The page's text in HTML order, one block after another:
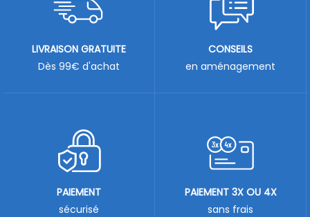
LIVRAISON GRATUITE
Dès 99€ d'achat
CONSEILS
en aménagement
PAIEMENT
sécurisé
PAIEMENT 3X OU 4X
sans frais